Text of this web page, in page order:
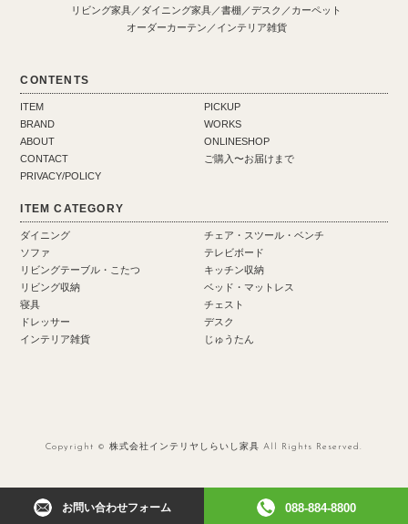
お問い合わせフォーム 088-884-8800
CONTENTS
ITEM
PICKUP
BRAND
WORKS
ABOUT
ONLINESHOP
CONTACT
ご購入〜お届けまで
PRIVACY/POLICY
リビング家具／ダイニング家具／書棚／デスク／カーペット
オーダーカーテン／インテリア雑貨
ITEM CATEGORY
ダイニング
チェア・スツール・ベンチ
ソファ
テレビボード
リビングテーブル・こたつ
キッチン収納
リビング収納
ベッド・マットレス
寝具
チェスト
ドレッサー
デスク
インテリア雑貨
じゅうたん
Copyright © 株式会社インテリヤしらいし家具 All Rights Reserved.